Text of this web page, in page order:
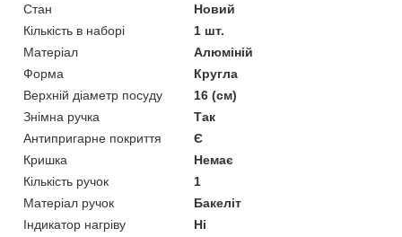
Стан
Новий
Кількість в наборі
1 шт.
Матеріал
Алюміній
Форма
Кругла
Верхній діаметр посуду
16 (см)
Знімна ручка
Так
Антипригарне покриття
Є
Кришка
Немає
Кількість ручок
1
Матеріал ручок
Бакеліт
Індикатор нагріву
Ні